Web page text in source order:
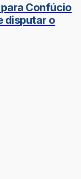
Confúcio
disputar o